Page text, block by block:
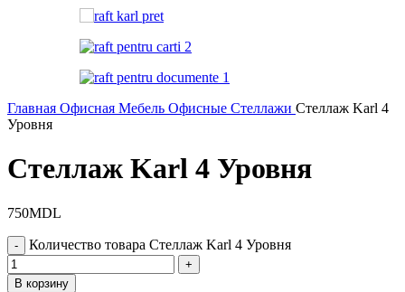
Главная Офисная Мебель Офисные Стеллажи Стеллаж Karl 4
Уровня
Стеллаж Karl 4 Уровня
750MDL
Количество товара Стеллаж Karl 4 Уровня
В корзину